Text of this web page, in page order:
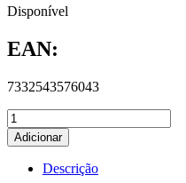
Disponível
EAN:
7332543576043
Adicionar
Descrição